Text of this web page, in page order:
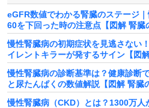
eGFR数値でわかる腎臓のステージ
60を下回った時の注意点【図解 腎臓
慢性腎臓病の初期症状を見逃さない
イレントキラーが発するサイン【図
慢性腎臓病の診断基準は？健康診断
と尿たんぱくの数値解説【図解 腎臓
慢性腎臓病（CKD）とは？1300万